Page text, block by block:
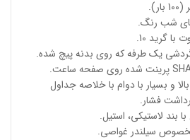
های شب رنگ.
گرید 10.
یک طرفه که روی بدنه پیچ شده.
و بسیار با دوام با خلاصه جداول
فشار.
لاستیکی، استیل.
مخصوص سیلندر غواصی.